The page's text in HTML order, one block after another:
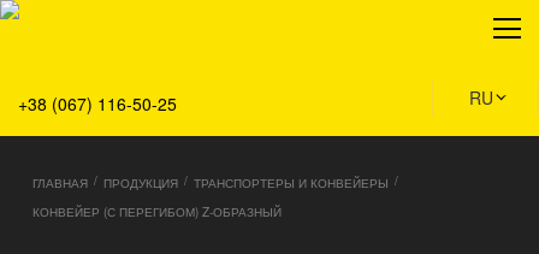
+38 (067) 116-50-25 RU
О нас
Сервис
Решения
Команда
ГЛАВНАЯ / ПРОДУКЦИЯ / ТРАНСПОРТЕРЫ И КОНВЕЙЕРЫ /
КОНВЕЙЕР (С ПЕРЕГИБОМ) Z-ОБРАЗНЫЙ